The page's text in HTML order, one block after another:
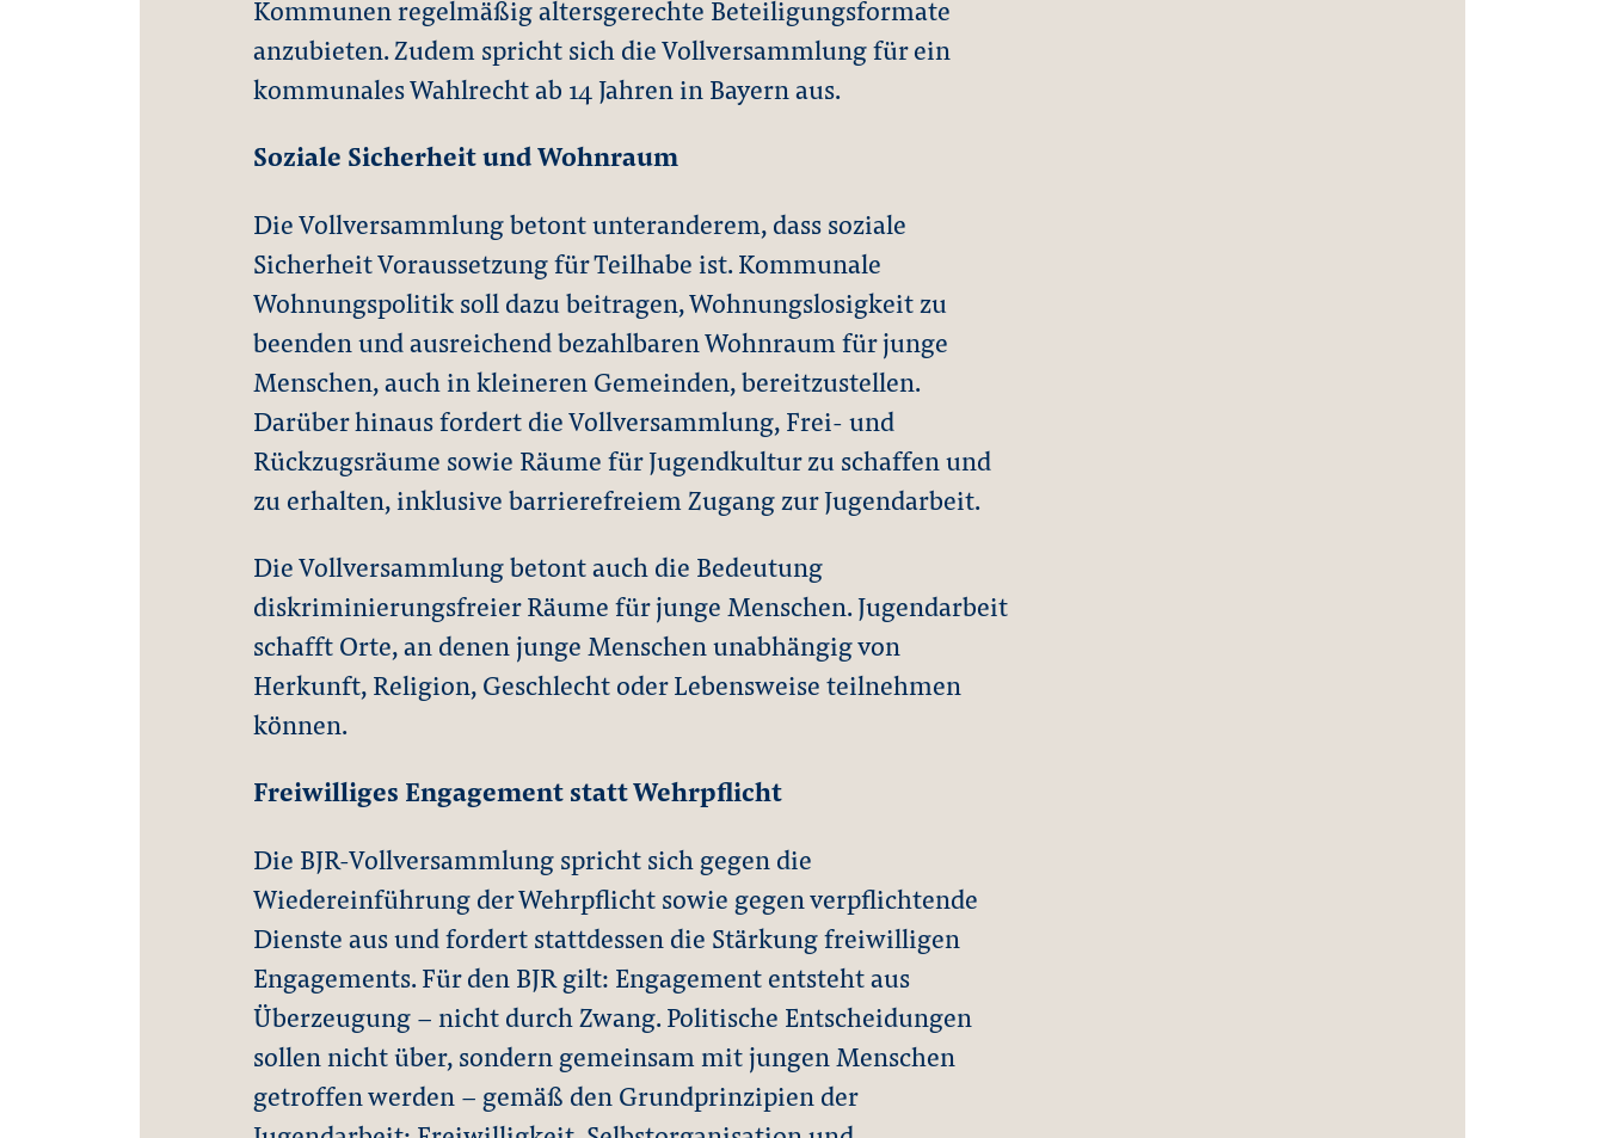
Kommunen regelmäßig altersgerechte Beteiligungsformate
anzubieten. Zudem spricht sich die Vollversammlung für ein
kommunales Wahlrecht ab 14 Jahren in Bayern aus.
Soziale Sicherheit und Wohnraum
Die Vollversammlung betont unteranderem, dass soziale
Sicherheit Voraussetzung für Teilhabe ist. Kommunale
Wohnungspolitik soll dazu beitragen, Wohnungslosigkeit zu
beenden und ausreichend bezahlbaren Wohnraum für junge
Menschen, auch in kleineren Gemeinden, bereitzustellen.
Darüber hinaus fordert die Vollversammlung, Frei- und
Rückzugsräume sowie Räume für Jugendkultur zu schaffen und
zu erhalten, inklusive barrierefreiem Zugang zur Jugendarbeit.
Die Vollversammlung betont auch die Bedeutung
diskriminierungsfreier Räume für junge Menschen. Jugendarbeit
schafft Orte, an denen junge Menschen unabhängig von
Herkunft, Religion, Geschlecht oder Lebensweise teilnehmen
können.
Freiwilliges Engagement statt Wehrpflicht
Die BJR-Vollversammlung spricht sich gegen die
Wiedereinführung der Wehrpflicht sowie gegen verpflichtende
Dienste aus und fordert stattdessen die Stärkung freiwilligen
Engagements. Für den BJR gilt: Engagement entsteht aus
Überzeugung – nicht durch Zwang. Politische Entscheidungen
sollen nicht über, sondern gemeinsam mit jungen Menschen
getroffen werden – gemäß den Grundprinzipien der